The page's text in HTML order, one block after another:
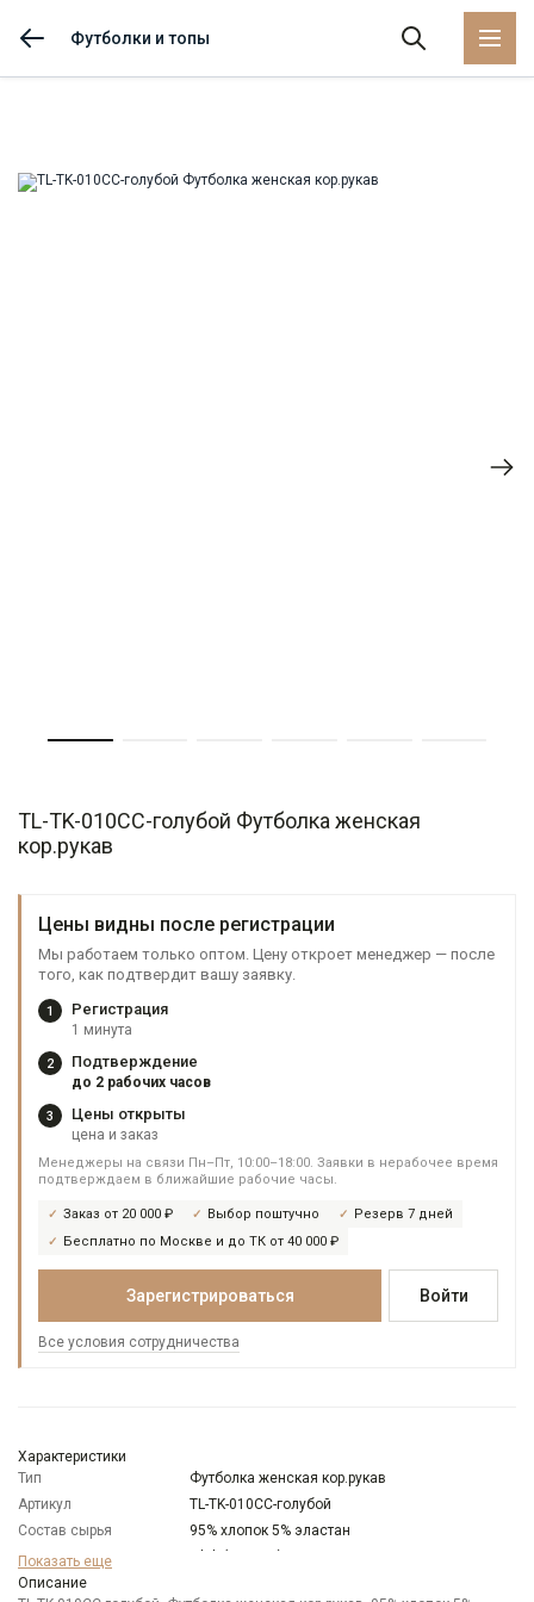
Футболки и топы
TL-TK-010СС-голубой Футболка женская
кор.рукав
Цены видны после регистрации
Мы работаем только оптом. Цену откроет менеджер — после
того, как подтвердит вашу заявку.
1 Регистрация
1 минута
2 Подтверждение
до 2 рабочих часов
3 Цены открыты
цена и заказ
Менеджеры на связи Пн–Пт, 10:00–18:00. Заявки в нерабочее время
подтверждаем в ближайшие рабочие часы.
Заказ от 20 000 ₽ Выбор поштучно
Резерв 7 дней
Бесплатно по Москве и до ТК от 40 000 ₽
Зарегистрироваться Войти
Все условия сотрудничества
Характеристики
Тип
Футболка женская кор.рукав
Артикул
TL-TK-010СС-голубой
Состав сырья
95% хлопок 5% эластан
Бренд
Модель
Показать еще
Описание